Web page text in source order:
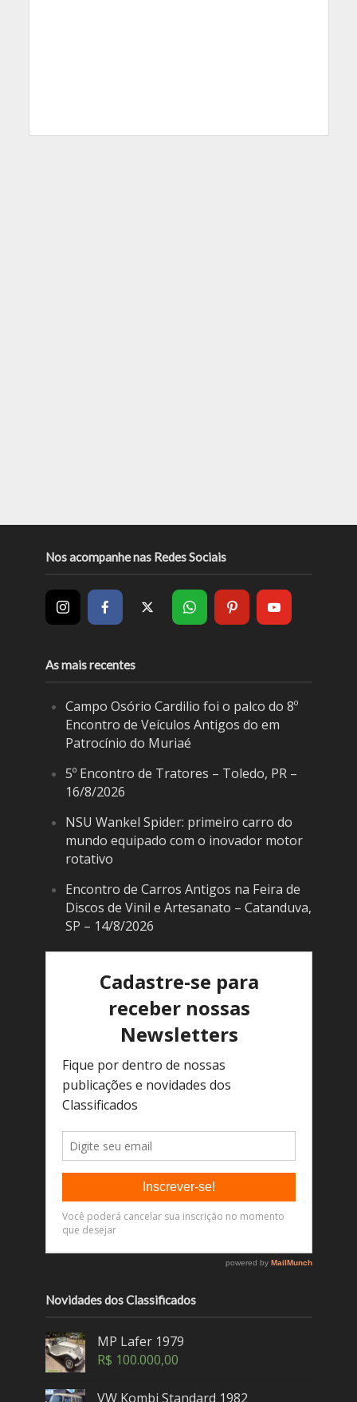
Nos acompanhe nas Redes Sociais
As mais recentes
Campo Osório Cardilio foi o palco do 8º
Encontro de Veículos Antigos do em
Patrocínio do Muriaé
5º Encontro de Tratores – Toledo, PR –
16/8/2026
NSU Wankel Spider: primeiro carro do
mundo equipado com o inovador motor
rotativo
Encontro de Carros Antigos na Feira de
Discos de Vinil e Artesanato – Catanduva,
SP – 14/8/2026
Novidades dos Classificados
MP Lafer 1979
R$ 100.000,00
VW Kombi Standard 1982